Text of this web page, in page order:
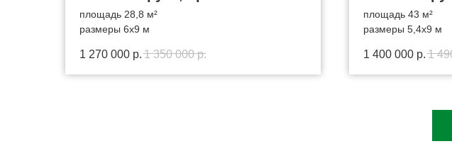
площадь 28,8 м²
размеры 6х9 м
1 270 000 р. 1 350 000 р.
площадь 43 м²
размеры 5,4х9 м
1 400 000 р. 1